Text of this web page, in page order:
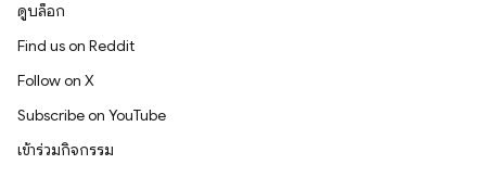
ดูบล็อก
Find us on Reddit
Follow on X
Subscribe on YouTube
เข้าร่วมกิจกรรม